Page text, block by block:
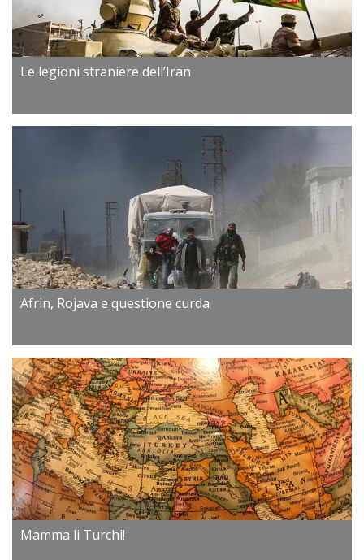
Le legioni straniere dell’Iran
Afrin, Rojava e questione curda
Mamma li Turchi!